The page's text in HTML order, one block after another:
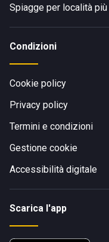
Spiagge per località
Condizioni
Cookie policy
Privacy policy
Termini e condizioni
Gestione cookie
Accessibilità digitale
Scarica l'app